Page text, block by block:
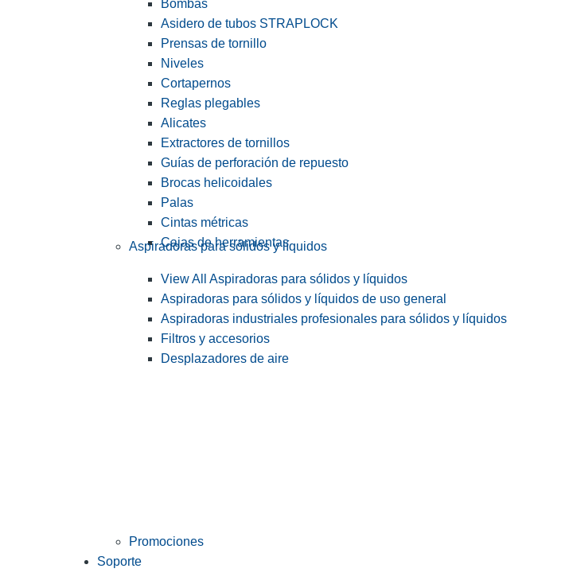
Bombas
Asidero de tubos STRAPLOCK
Prensas de tornillo
Niveles
Cortapernos
Reglas plegables
Alicates
Extractores de tornillos
Guías de perforación de repuesto
Brocas helicoidales
Palas
Cintas métricas
Cajas de herramientas
Aspiradoras para sólidos y líquidos
View All Aspiradoras para sólidos y líquidos
Aspiradoras para sólidos y líquidos de uso general
Aspiradoras industriales profesionales para sólidos y líquidos
Filtros y accesorios
Desplazadores de aire
Promociones
Soporte